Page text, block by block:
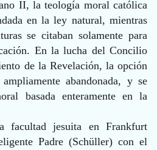
II, la teología moral católica
en la ley natural, mientras
se citaban solamente para
En la lucha del Concilio
de la Revelación, la opción
abandonada, y se
basada enteramente en la
facultad jesuita en Frankfurt
Padre (Schüller) con el